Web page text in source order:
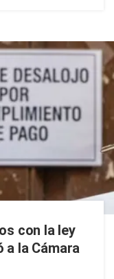
con la ley
a la Cámara